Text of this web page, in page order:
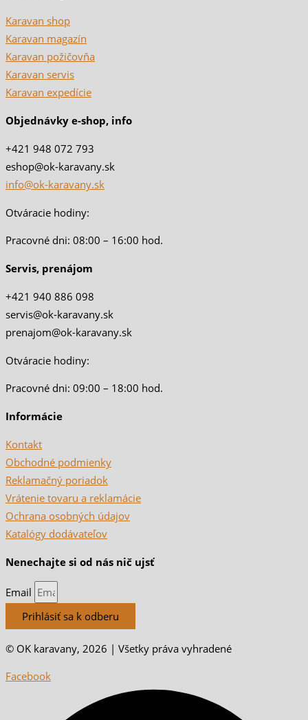
Karavan shop
Karavan magazín
Karavan požičovňa
Karavan servis
Karavan expedície
Objednávky e-shop, info
+421 948 072 793
eshop@ok-karavany.sk
info@ok-karavany.sk
Otváracie hodiny:
Pracovné dni: 08:00 – 16:00 hod.
Servis, prenájom
+421 940 886 098
servis@ok-karavany.sk
prenajom@ok-karavany.sk
Otváracie hodiny:
Pracovné dni: 09:00 – 18:00 hod.
Informácie
Kontakt
Obchodné podmienky
Reklamačný poriadok
Vrátenie tovaru a reklamácie
Ochrana osobných údajov
Katalógy dodávateľov
Nenechajte si od nás nič ujsť
Email
Prihlásiť sa k odberu
© OK karavany, 2026 | Všetky práva vyhradené
Facebook